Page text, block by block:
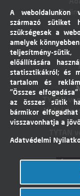
TYTAN
A
származó sütiket
szükségesek a
amelyek
teljesítmény-
előállítására
statisztikákról; és
tartalom és
"Összes
az összes sütik
bármikor
visszavonhatja a
Adatvédelmi